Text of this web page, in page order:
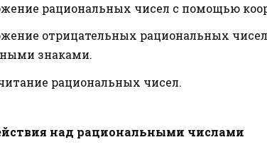
рациональных чисел с помощью
отрицательных рациональных
знаками.
рациональных чисел.
над рациональными числами